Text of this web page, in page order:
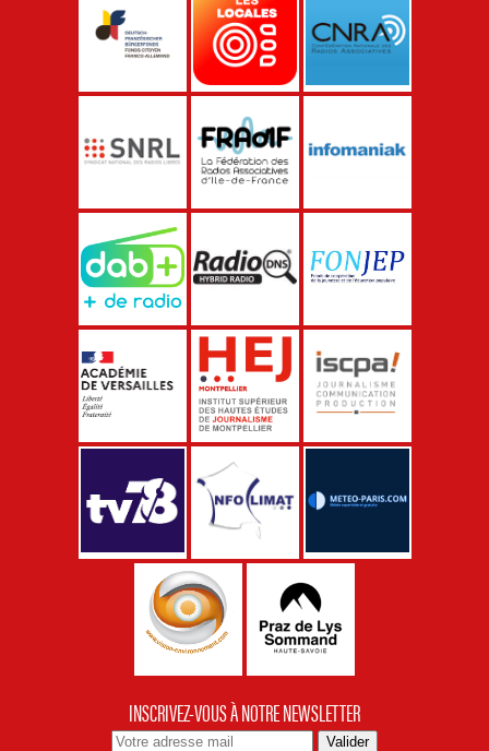
INSCRIVEZ-VOUS À NOTRE NEWSLETTER